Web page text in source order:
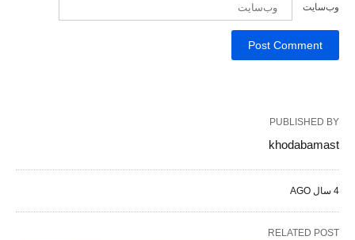
وب‌سایت
PUBLISHED BY
khodabamast
4 سال AGO
RELATED POST